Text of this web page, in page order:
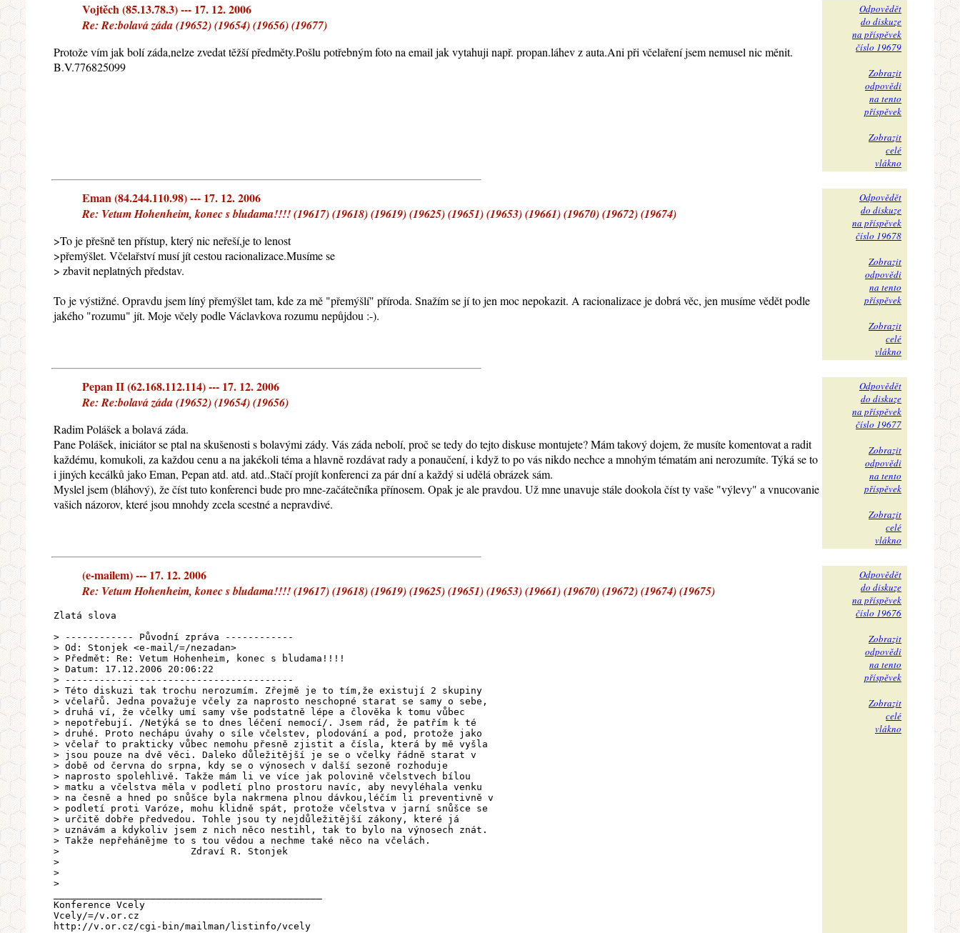
Vojtěch (85.13.78.3) --- 17. 12. 2006
Re: Re:bolavá záda (19652) (19654) (19656) (19677)
Protože vím jak bolí záda,nelze zvedat těžší předměty.Pošlu potřebným foto na email jak vytahuji např. propan.láhev z auta.Ani při včelaření jsem nemusel nic měnit.
B.V.776825099
Odpovědět
do diskuze
na příspěvek
číslo 19679
Zobrazit
odpovědi
na tento
příspěvek
Zobrazit
celé
vlákno
Eman (84.244.110.98) --- 17. 12. 2006
Re: Vetum Hohenheim, konec s bludama!!!! (19617) (19618) (19619) (19625) (19651) (19653) (19661) (19670) (19672) (19674)
>To je přešně ten přístup, který nic neřeší,je to lenost
>přemýšlet. Včelařství musí jít cestou racionalizace.Musíme se
> zbavit neplatných představ.
To je výstižné. Opravdu jsem líný přemýšlet tam, kde za mě "přemýšlí" příroda. Snažím se jí to jen moc nepokazit. A racionalizace je dobrá věc, jen musíme vědět podle
jakého "rozumu" jít. Moje včely podle Václavkova rozumu nepůjdou :-).
Odpovědět
do diskuze
na příspěvek
číslo 19678
Zobrazit
odpovědi
na tento
příspěvek
Zobrazit
celé
vlákno
Pepan II (62.168.112.114) --- 17. 12. 2006
Re: Re:bolavá záda (19652) (19654) (19656)
Radim Polášek a bolavá záda.
Pane Polášek, iniciátor se ptal na skušenosti s bolavými zády. Vás záda nebolí, proč se tedy do tejto diskuse montujete? Mám takový dojem, že musíte komentovat a radit
každému, komukoli, za každou cenu a na jakékoli téma a hlavně rozdávat rady a ponaučení, i když to po vás nikdo nechce a mnohým tématám ani nerozumíte. Týká se to
i jiných kecálků jako Eman, Pepan atd. atd. atd..Stačí projít konferenci za pár dní a každý si udělá obrázek sám.
Myslel jsem (bláhový), že číst tuto konferenci bude pro mne-začátečníka přínosem. Opak je ale pravdou. Už mne unavuje stále dookola číst ty vaše "výlevy" a vnucovanie
vašich názorov, které jsou mnohdy zcela scestné a nepravdivé.
Odpovědět
do diskuze
na příspěvek
číslo 19677
Zobrazit
odpovědi
na tento
příspěvek
Zobrazit
celé
vlákno
(e-mailem) --- 17. 12. 2006
Re: Vetum Hohenheim, konec s bludama!!!! (19617) (19618) (19619) (19625) (19651) (19653) (19661) (19670) (19672) (19674) (19675)
Zlatá slova
> ------------ Původní zpráva ------------
> Od: Stonjek <e-mail/=/nezadan>
> Předmět: Re: Vetum Hohenheim, konec s bludama!!!!
> Datum: 17.12.2006 20:06:22
> ----------------------------------------
> Této diskuzi tak trochu nerozumím. Zřejmě je to tím,že existují 2 skupiny
> včelařů. Jedna považuje včely za naprosto neschopné starat se samy o sebe,
> druhá ví, že včelky umí samy vše podstatně lépe a člověka k tomu vůbec
> nepotřebují. /Netýká se to dnes léčení nemocí/. Jsem rád, že patřím k té
> druhé. Proto nechápu úvahy o síle včelstev, plodování a pod, protože jako
> včelař to prakticky vůbec nemohu přesně zjistit a čísla, která by mě vyšla
> jsou pouze na dvě věci. Daleko důležitější je se o včelky řádně starat v
> době od června do srpna, kdy se o výnosech v další sezoně rozhoduje
> naprosto spolehlivě. Takže mám li ve více jak polovině včelstvech bílou
> matku a včelstva měla v podletí plno prostoru navíc, aby nevyléhala venku
> na česně a hned po snůšce byla nakrmena plnou dávkou,léčím li preventivně v
> podletí proti Varóze, mohu klidně spát, protože včelstva v jarní snůšce se
> určitě dobře předvedou. Tohle jsou ty nejdůležitější zákony, které já
> uznávám a kdykoliv jsem z nich něco nestihl, tak to bylo na výnosech znát.
> Takže nepřehánějme to s tou vědou a nechme také něco na včelách.
> Zdraví R. Stonjek
>
>
>
Konference Vcely
Vcely/=/v.or.cz
http://v.or.cz/cgi-bin/mailman/listinfo/vcely
Odpovědět
do diskuze
na příspěvek
číslo 19676
Zobrazit
odpovědi
na tento
příspěvek
Zobrazit
celé
vlákno